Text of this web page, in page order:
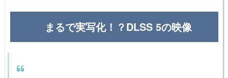
まるで実写化！？DLSS 5の映像